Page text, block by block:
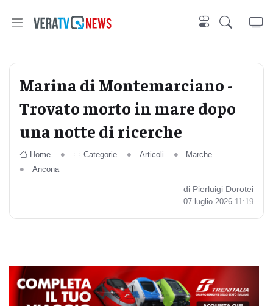
Marina di Montemarciano -
Trovato morto in mare dopo
una notte di ricerche
Home Categorie Articoli
Marche
Ancona
di Pierluigi Dorotei
07 luglio 2026 11:19